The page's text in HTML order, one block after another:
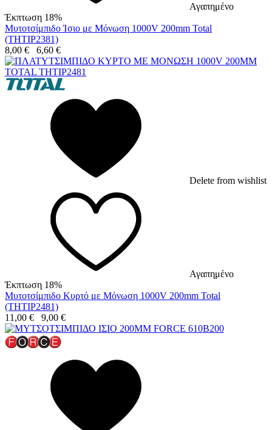
Αγαπημένο
Έκπτωση 18%
Μυτοτσίμπιδο Ίσιο με Μόνωση 1000V 200mm Total
(THTIP2381)
8,00 € 6,60 €
Delete from wishlist
Αγαπημένο
Έκπτωση 18%
Μυτοτσίμπιδο Κυρτό με Μόνωση 1000V 200mm Total
(THTIP2481)
11,00 € 9,00 €